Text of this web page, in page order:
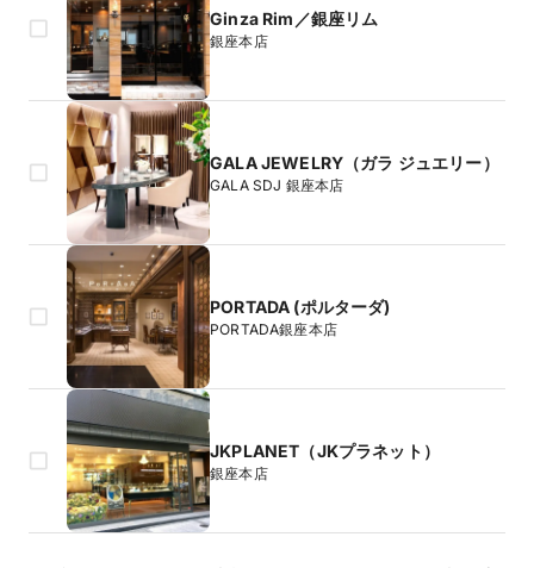
Ginza Rim／銀座リム
銀座本店
GALA JEWELRY（ガラ ジュエリー）
GALA SDJ 銀座本店
PORTADA (ポルターダ)
PORTADA銀座本店
JKPLANET（JKプラネット）
銀座本店